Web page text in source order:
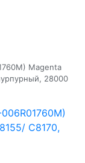
Magenta
28000